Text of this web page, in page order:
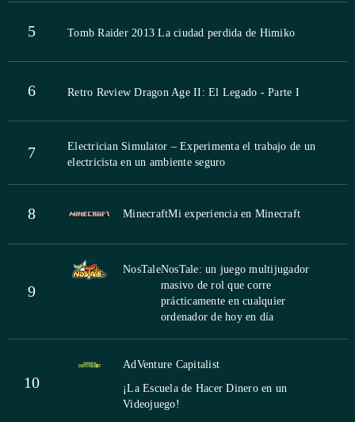
5 Tomb Raider 2013 La ciudad perdida de Himiko
6 Retro Review Dragon Age II: El Legado - Parte I
7
Electrician Simulator – Experimenta el trabajo de un
electricista en un ambiente seguro
8 MinecraftMi experiencia en Minecraft
9
NosTaleNosTale: un juego multijugador
masivo de rol que corre
prácticamente en cualquier
ordenador de hoy en día
10
AdVenture Capitalist
¡La Escuela de Hacer Dinero en un
Videojuego!